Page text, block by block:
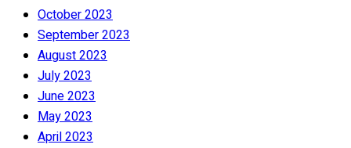
October 2023
September 2023
August 2023
July 2023
June 2023
May 2023
April 2023